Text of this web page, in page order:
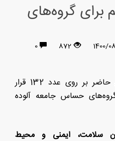
برای گروه‌های
872
0
شاخص آلودگی هوا در حال حاضر بر روی عدد 132 قرار
حساس جامعه آلوده
ایمنی و محیط